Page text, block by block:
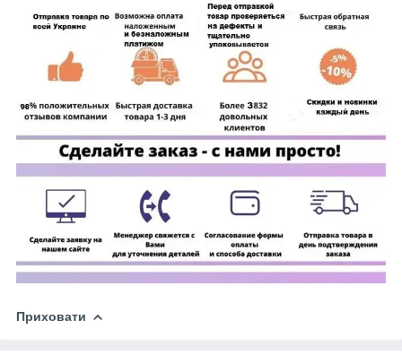
Приховати